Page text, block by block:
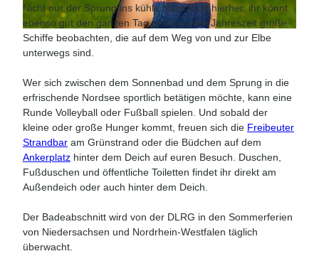
© Bernd Otten Photographie | CC-BY
Nicht nur der Sprung ins kühle Nass lockt hierher, ihr könnt
ebenso gut den ganzen Tag und zu jeder Jahreszeit große
Schiffe beobachten, die auf dem Weg von und zur Elbe
unterwegs sind.
Wer sich zwischen dem Sonnenbad und dem Sprung in die
erfrischende Nordsee sportlich betätigen möchte, kann eine
Runde Volleyball oder Fußball spielen. Und sobald der
kleine oder große Hunger kommt, freuen sich die Freibeuter
Strandbar am Grünstrand oder die Büdchen auf dem
Ankerplatz hinter dem Deich auf euren Besuch. Duschen,
Fußduschen und öffentliche Toiletten findet ihr direkt am
Außendeich oder auch hinter dem Deich.
Der Badeabschnitt wird von der DLRG in den Sommerferien
von Niedersachsen und Nordrhein-Westfalen täglich
überwacht.